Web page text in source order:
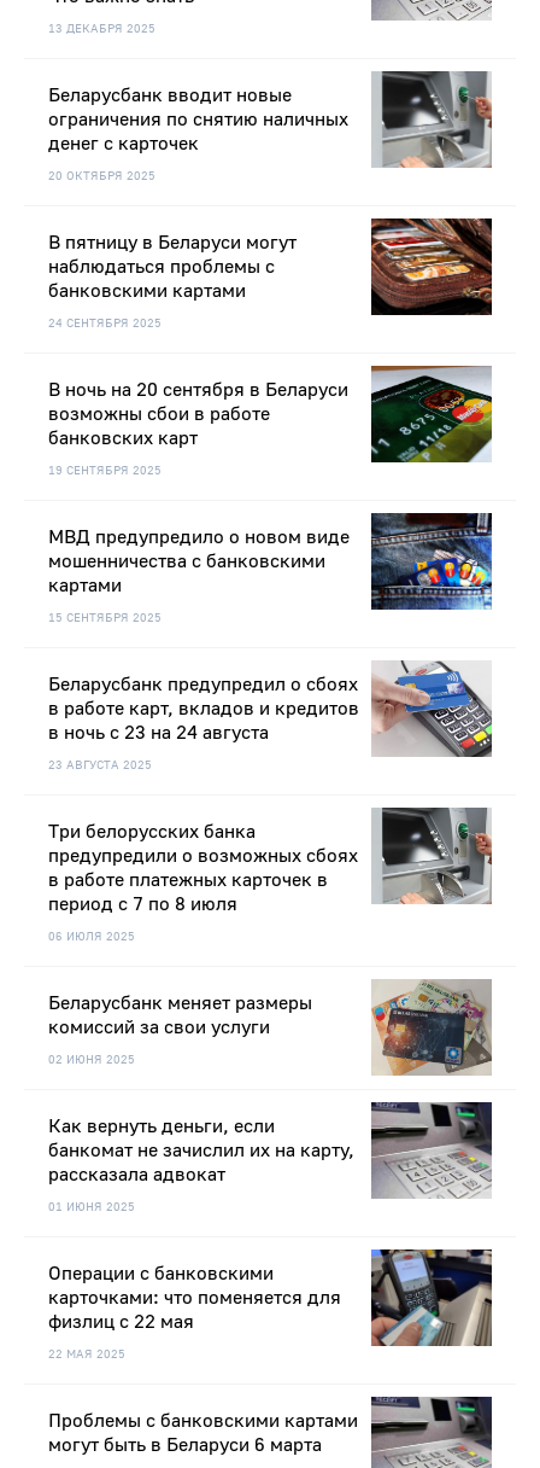
13 ДЕКАБРЯ 2025
20 ОКТЯБРЯ 2025
Беларусбанк вводит новые
ограничения по снятию наличных
денег с карточек
24 СЕНТЯБРЯ 2025
В пятницу в Беларуси могут
наблюдаться проблемы с
банковскими картами
19 СЕНТЯБРЯ 2025
В ночь на 20 сентября в Беларуси
возможны сбои в работе
банковских карт
15 СЕНТЯБРЯ 2025
МВД предупредило о новом виде
мошенничества с банковскими
картами
23 АВГУСТА 2025
Беларусбанк предупредил о сбоях
в работе карт, вкладов и кредитов
в ночь с 23 на 24 августа
06 ИЮЛЯ 2025
Три белорусских банка
предупредили о возможных сбоях
в работе платежных карточек в
период с 7 по 8 июля
02 ИЮНЯ 2025
Беларусбанк меняет размеры
комиссий за свои услуги
01 ИЮНЯ 2025
Как вернуть деньги, если
банкомат не зачислил их на карту,
рассказала адвокат
22 МАЯ 2025
Операции с банковскими
карточками: что поменяется для
физлиц с 22 мая
Проблемы с банковскими картами
могут быть в Беларуси 6 марта